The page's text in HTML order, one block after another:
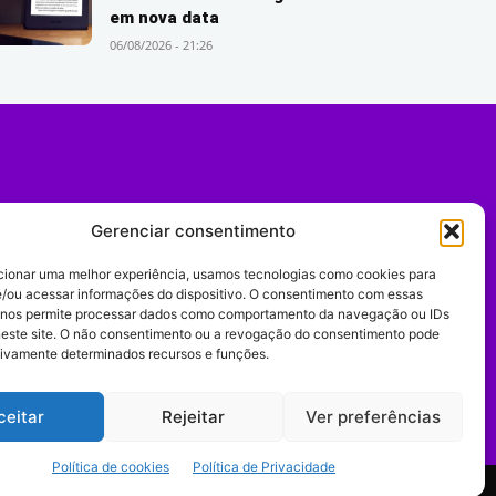
Gerenciar consentimento
uma melhor experiência, usamos tecnologias como cookies para
ou acessar informações do dispositivo. O consentimento com essas
permite processar dados como comportamento da navegação ou IDs
site. O não consentimento ou a revogação do consentimento pode
determinados recursos e funções.
Rejeitar Ver preferências
Política de cookies Política de Privacidade
em nova data
06/08/2026 - 21:26
digital.